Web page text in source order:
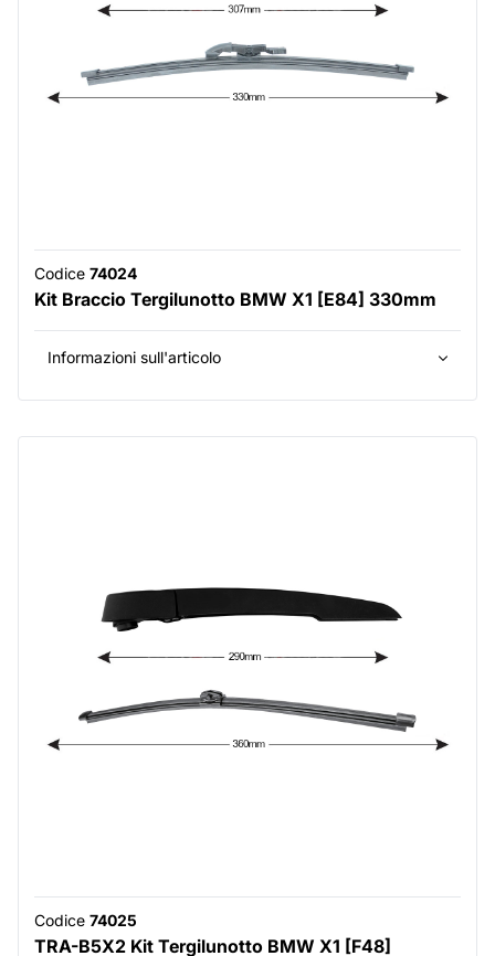
Codice 74024
Kit Braccio Tergilunotto BMW X1 [E84] 330mm
Informazioni sull'articolo
Codice 74025
TRA-B5X2 Kit Tergilunotto BMW X1 [F48]